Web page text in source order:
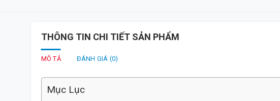
THÔNG TIN CHI TIẾT SẢN PHẨM
MÔ TẢ ĐÁNH GIÁ (0)
Mục Lục